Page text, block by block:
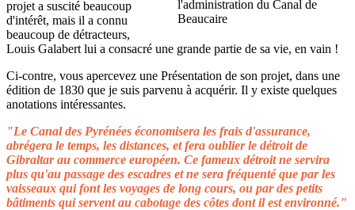
projet a suscité beaucoup
d'intérêt, mais il a connu
beaucoup de détracteurs,
Louis Galabert lui a consacré une grande partie de sa vie, en vain !
Ci-contre, vous apercevez une Présentation de son projet, dans une
édition de 1830 que je suis parvenu à acquérir. Il y existe quelques
anotations intéressantes.
"Le Canal des Pyrénées économisera les frais d'assurance,
abrégera le temps, les distances, et fera oublier le détroit de
Gibraltar au commerce européen. Ce fameux détroit ne servira
plus qu'au passage des escadres et ne sera fréquenté que par les
vaisseaux qui font les voyages de long cours, ou par des petits
bâtiments qui servent au cabotage des côtes dont il est environné."